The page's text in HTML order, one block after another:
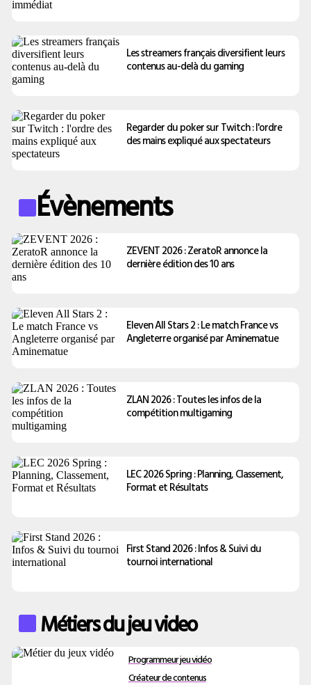
Les streamers français diversifient leurs
contenus au-delà du gaming
Regarder du poker sur Twitch : l'ordre
des mains expliqué aux spectateurs
Évènements
ZEVENT 2026 : ZeratoR annonce la
dernière édition des 10 ans
Eleven All Stars 2 : Le match France vs
Angleterre organisé par Aminematue
ZLAN 2026 : Toutes les infos de la
compétition multigaming
LEC 2026 Spring : Planning, Classement,
Format et Résultats
First Stand 2026 : Infos & Suivi du
tournoi international
Métiers du jeu video
Programmeur jeu vidéo
Créateur de contenus